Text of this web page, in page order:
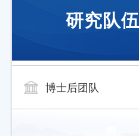
研究队伍
博士后团队